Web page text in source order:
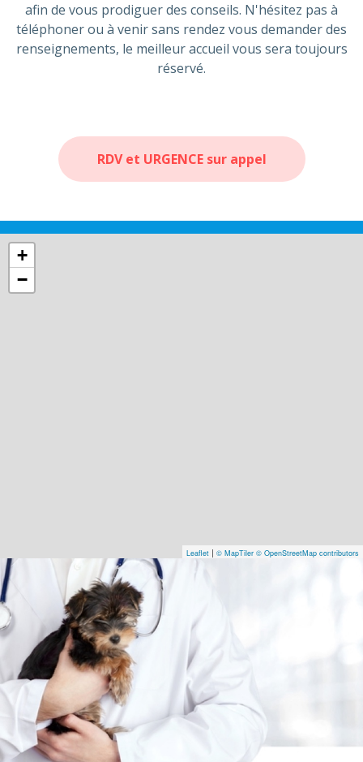
afin de vous prodiguer des conseils. N'hésitez pas à
téléphoner ou à venir sans rendez vous demander des
renseignements, le meilleur accueil vous sera toujours
réservé.
RDV et URGENCE sur appel
+
−
Leaflet | © MapTiler © OpenStreetMap contributors